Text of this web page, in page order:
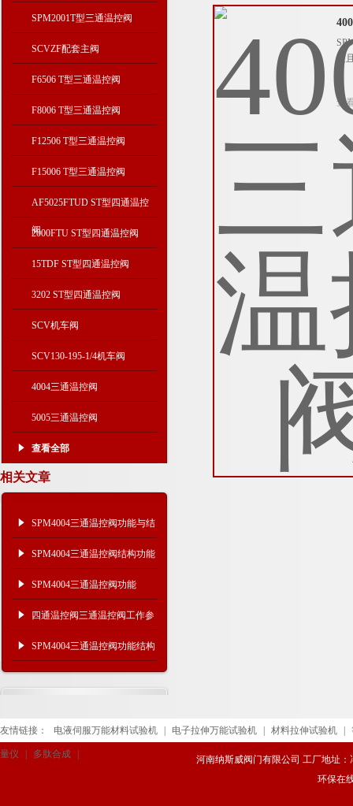
SPM2001T型三通温控阀
SCVZF配套主阀
F6506 T型三通温控阀
F8006 T型三通温控阀
F12506 T型三通温控阀
F15006 T型三通温控阀
AF5025FTUD ST型四通温控
阀
2000FTU ST型四通温控阀
15TDF ST型四通温控阀
3202 ST型四通温控阀
SCV机车阀
SCV130-195-1/4机车阀
4004三通温控阀
5005三通温控阀
查看全部
相关文章
SPM4004三通温控阀功能与结
构
SPM4004三通温控阀结构功能
SPM4004三通温控阀功能
四通温控阀三通温控阀工作参
数
SPM4004三通温控阀功能结构
及尺寸重量
质
查
友情链接： 电液伺服万能材料试验机 电子拉伸万能试验机 材料拉伸试验机
量仪 多肽合成
河南纳斯威阀门有限公司 工厂地址：
环保在